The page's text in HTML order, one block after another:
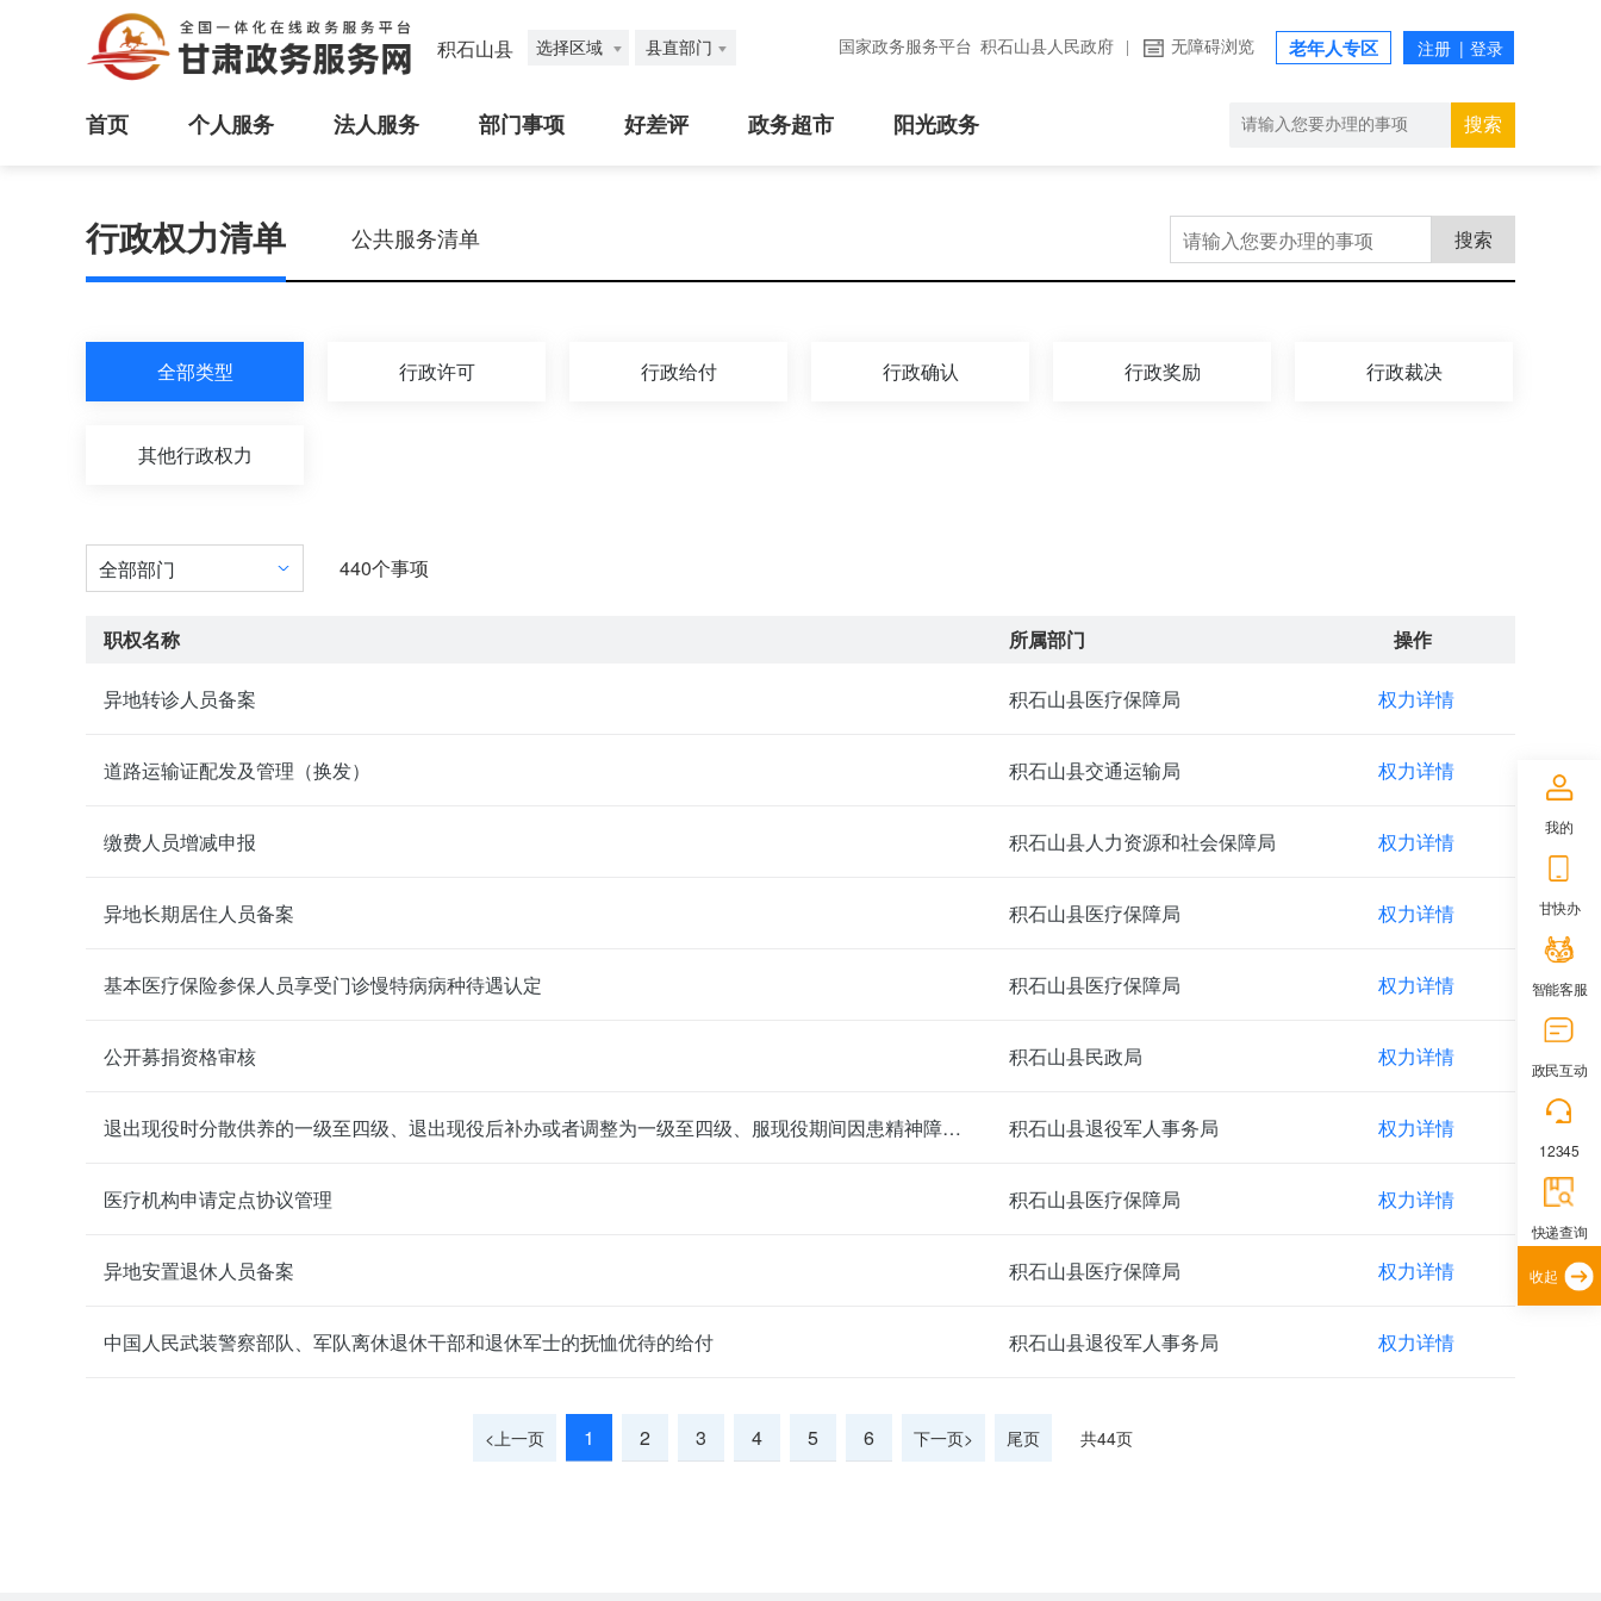
积石山县 选择区域 县直部门 国家政务服务平台 积石山县人民政府 无障碍浏览 老年人专区
首页 个人服务 法人服务 部门事项 好差评 政务超市 阳光政务 搜索
行政权力清单 公共服务清单 搜索
全部类型 行政许可 行政给付 行政确认 行政奖励 行政裁决
其他行政权力
全部部门 440个事项
职权名称 所属部门 操作
异地转诊人员备案 积石山县医疗保障局 权力详情
道路运输证配发及管理（换发） 积石山县交通运输局 权力详情
缴费人员增减申报 积石山县人力资源和社会保障局 权力详情
异地长期居住人员备案 积石山县医疗保障局 权力详情
基本医疗保险参保人员享受门诊慢特病病种待遇认定 积石山县医疗保障局 权力详情
公开募捐资格审核 积石山县民政局 权力详情
退出现役时分散供养的一级至四级、退出现役后补办或者调整为一级至四级、服现役期间因患精神障碍评定为五级至六级的残疾军人护理费的给付 积石山县退役军人事务局 权力详情
医疗机构申请定点协议管理 积石山县医疗保障局 权力详情
异地安置退休人员备案 积石山县医疗保障局 权力详情
中国人民武装警察部队、军队离休退休干部和退休军士的抚恤优待的给付 积石山县退役军人事务局 权力详情
<上一页 1 2 3 4 5 6 下一页> 尾页 共44页
我的
甘快办
智能客服
政民互动
12345
快递查询
收起